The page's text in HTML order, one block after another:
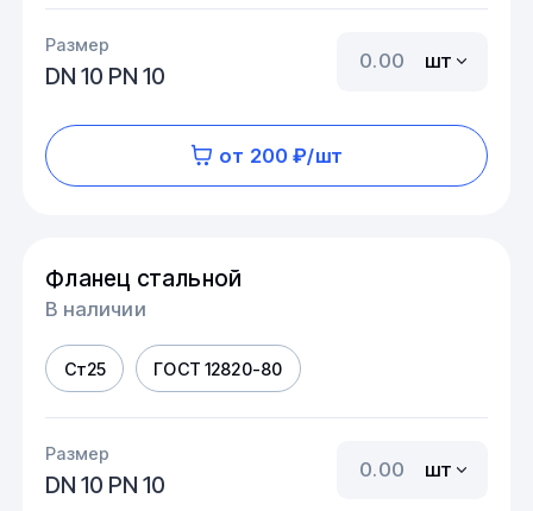
Размер
DN 10 PN 10
шт
от 200 ₽/шт
Фланец стальной
В наличии
Ст25 ГОСТ 12820-80
Размер
DN 10 PN 10
шт